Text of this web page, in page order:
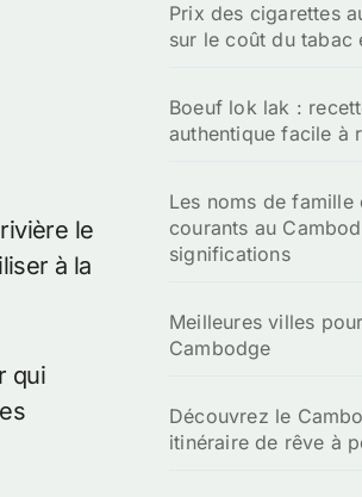
le
à la
qui
e
r
Prix des cigarettes
sur le coût du tabac
Boeuf lok lak :
authentique facile à
Les noms de
courants au
significations
Meilleures villes
Cambodge
Découvrez le
itinéraire de rêve à